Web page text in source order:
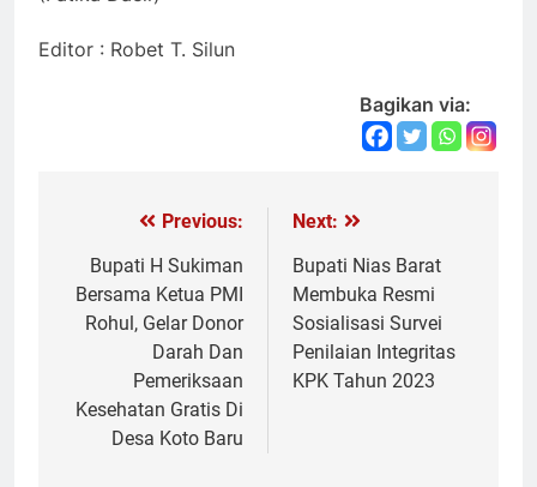
Editor : Robet T. Silun
Bagikan via:
Navigasi
pos
Previous:
Bupati H Sukiman
Bersama Ketua PMI
Rohul, Gelar Donor
Darah Dan
Pemeriksaan
Kesehatan Gratis Di
Desa Koto Baru
Next:
Bupati Nias Barat
Membuka Resmi
Sosialisasi Survei
Penilaian Integritas
KPK Tahun 2023